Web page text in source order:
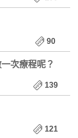
90
次療程呢？
139
121